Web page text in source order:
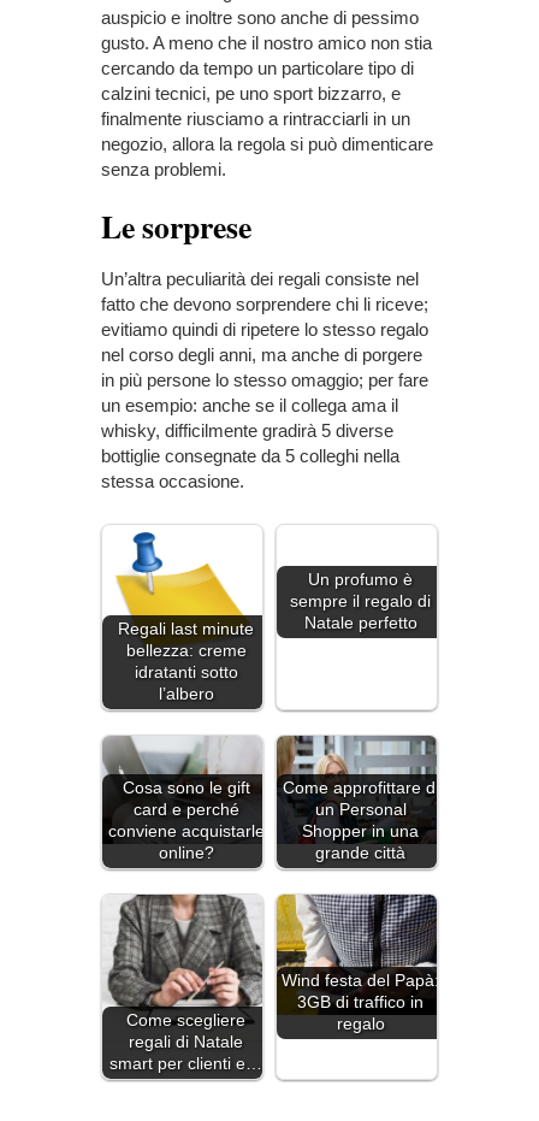
auspicio e inoltre sono anche di pessimo
gusto. A meno che il nostro amico non stia
cercando da tempo un particolare tipo di
calzini tecnici, pe uno sport bizzarro, e
finalmente riusciamo a rintracciarli in un
negozio, allora la regola si può dimenticare
senza problemi.
Le sorprese
Un’altra peculiarità dei regali consiste nel
fatto che devono sorprendere chi li riceve;
evitiamo quindi di ripetere lo stesso regalo
nel corso degli anni, ma anche di porgere
in più persone lo stesso omaggio; per fare
un esempio: anche se il collega ama il
whisky, difficilmente gradirà 5 diverse
bottiglie consegnate da 5 colleghi nella
stessa occasione.
Regali last minute
bellezza: creme
idratanti sotto
l’albero
Un profumo è
sempre il regalo di
Natale perfetto
Cosa sono le gift
card e perché
conviene acquistarle
online?
Come approfittare di
un Personal
Shopper in una
grande città
Come scegliere
regali di Natale
smart per clienti e…
Wind festa del Papà:
3GB di traffico in
regalo